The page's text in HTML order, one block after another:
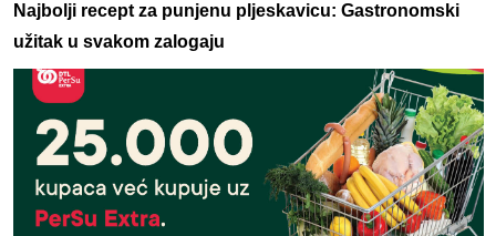
Najbolji recept za punjenu pljeskavicu: Gastronomski
užitak u svakom zalogaju